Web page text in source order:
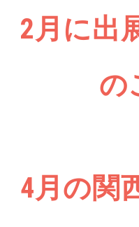
2月に出
の
4月の関